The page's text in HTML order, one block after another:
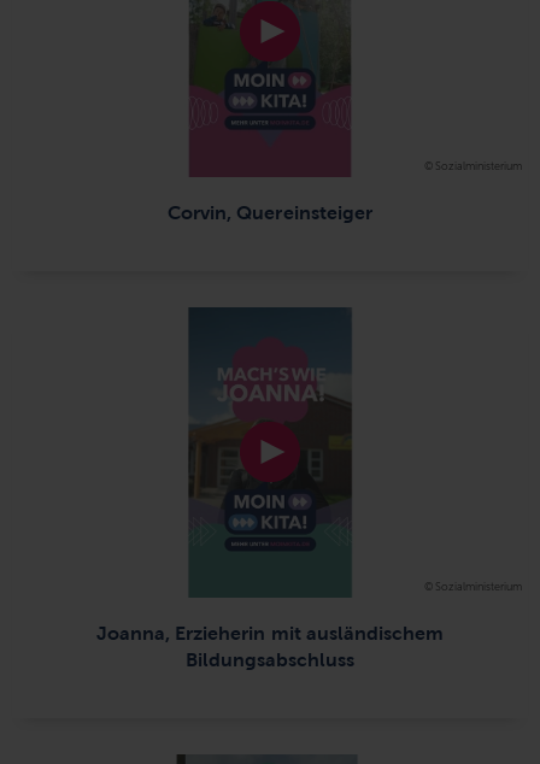
Corvin, Quereinsteiger
© Sozialministerium
Joanna, Erzieherin mit ausländischem
Bildungsabschluss
© Sozialministerium